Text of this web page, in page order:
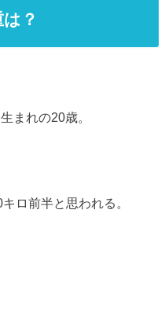
？
まれの20歳。
ロ前半と思われる。